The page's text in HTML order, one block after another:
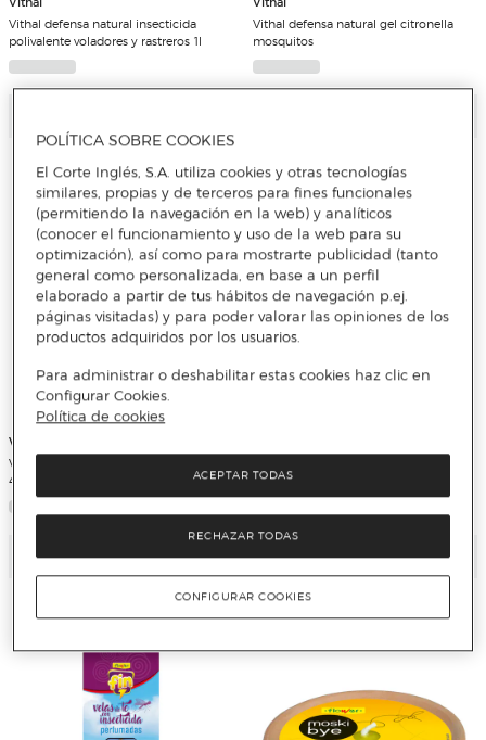
Vithal defensa natural insecticida
polivalente voladores y rastreros 1l
Vithal defensa natural gel citronella
mosquitos
Vithal
Vithal defensa natural antihormigas
450 gr
Añadir Añadir
POLÍTICA SOBRE COOKIES
El Corte Inglés, S.A. utiliza cookies y otras tecnologías
similares, propias y de terceros para fines funcionales
(permitiendo la navegación en la web) y analíticos
(conocer el funcionamiento y uso de la web para su
optimización), así como para mostrarte publicidad (tanto
general como personalizada, en base a un perfil
elaborado a partir de tus hábitos de navegación p.ej.
páginas visitadas) y para poder valorar las opiniones de los
productos adquiridos por los usuarios.
Para administrar o deshabilitar estas cookies haz clic en
Configurar Cookies.
Política de cookies
RECHAZAR TODAS
ACEPTAR TODAS
CONFIGURAR COOKIES